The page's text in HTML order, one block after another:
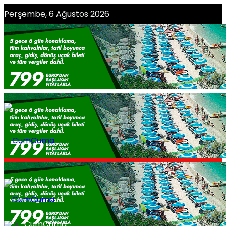
Perşembe, 6 Ağustos 2026
CumCuma Editörü Olmak İster Misiniz?